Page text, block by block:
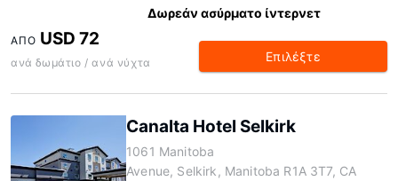
Δωρεάν ασύρματο ίντερνετ
ΑΠΌ USD 72
ανά δωμάτιο / ανά νύχτα Επιλέξτε
Canalta Hotel Selkirk
1061 Manitoba
Avenue, Selkirk, Manitoba R1A 3T7, CA